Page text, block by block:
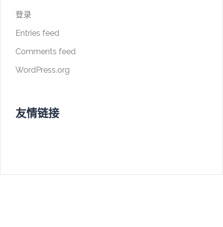
登录
Entries feed
Comments feed
WordPress.org
友情链接